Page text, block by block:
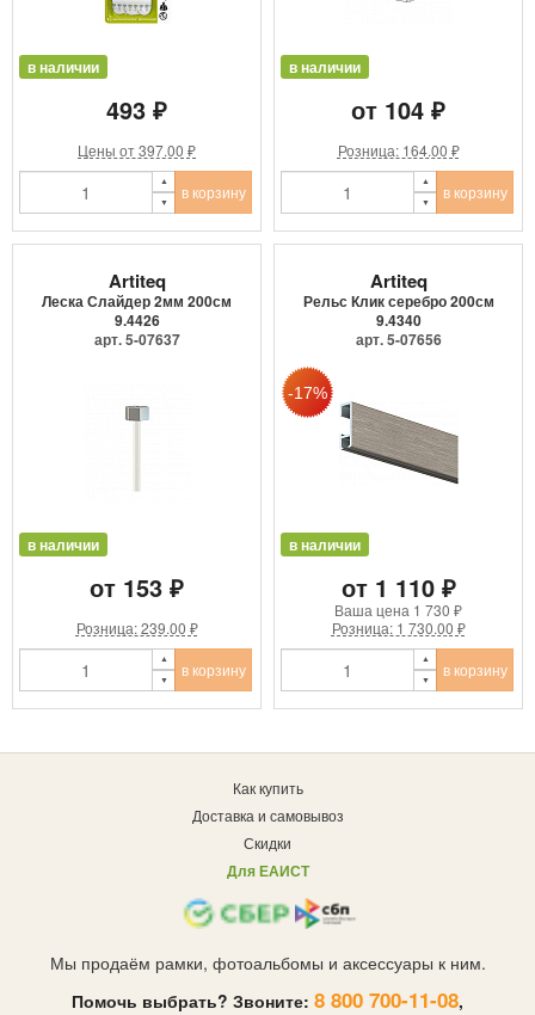
в наличии
493 ₽
Цены от 397.00 ₽
в корзину
в наличии
от 104 ₽
Розница: 164.00 ₽
в корзину
Artiteq
Леска Слайдер 2мм 200см
9.4426
арт. 5-07637
в наличии
от 153 ₽
Розница: 239.00 ₽
в корзину
Artiteq
Рельс Клик серебро 200см
9.4340
арт. 5-07656
в наличии
от 1 110 ₽
Ваша цена 1 730 ₽
Розница: 1 730.00 ₽
в корзину
Как купить
Доставка и самовывоз
Скидки
Для ЕАИСТ
Мы продаём рамки, фотоальбомы и аксессуары к ним.
Помочь выбрать? Звоните: 8 800 700-11-08,